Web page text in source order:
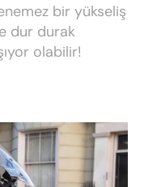
bir yükseliş
dur durak
olabilir!